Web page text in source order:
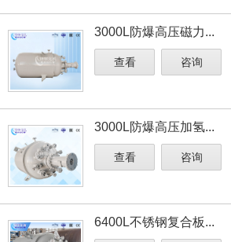
3000L防爆高压磁力...
查看 咨询
3000L防爆高压加氢...
查看 咨询
6400L不锈钢复合板...